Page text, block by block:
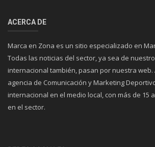
ACERCA DE
Marca en Zona es un sitio especializado en
Todas las noticias del sector, ya sea de
internacional también, pasan por nuestra web.
agencia de Comunicación y Marketing
internacional en el medio local, con más de 15
en el sector.